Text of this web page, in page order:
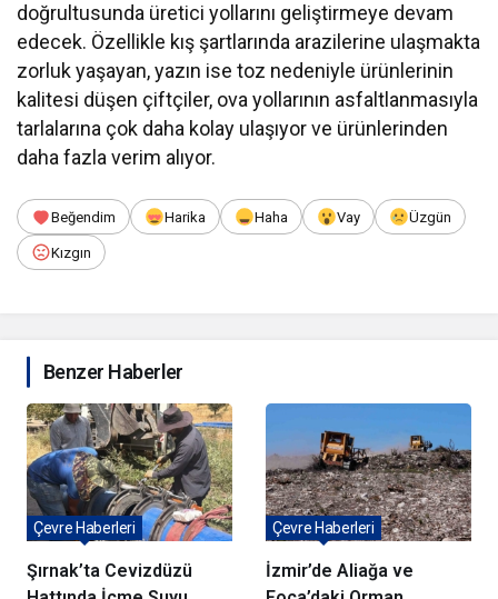
doğrultusunda üretici yollarını geliştirmeye devam
edecek. Özellikle kış şartlarında arazilerine ulaşmakta
zorluk yaşayan, yazın ise toz nedeniyle ürünlerinin
kalitesi düşen çiftçiler, ova yollarının asfaltlanmasıyla
tarlalarına çok daha kolay ulaşıyor ve ürünlerinden
daha fazla verim alıyor.
Beğendim Harika Haha Vay Üzgün
Kızgın
Benzer Haberler
Şırnak’ta Cevizdüzü
Çevre Haberleri
İzmir’de Aliağa ve
Çevre Haberleri